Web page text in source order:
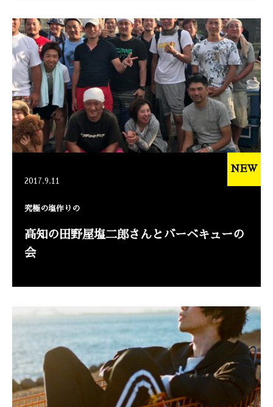
2017.9.11
究極の塩作りの
高知の田野屋塩二郎さんとバーベキューの
会
NEW